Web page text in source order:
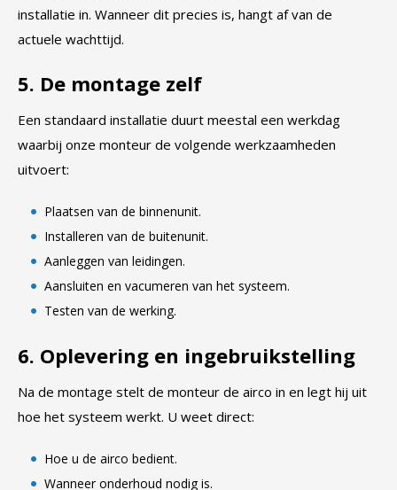
installatie in. Wanneer dit precies is, hangt af van de
actuele wachttijd.
5. De montage zelf
Een standaard installatie duurt meestal een werkdag
waarbij onze monteur de volgende werkzaamheden
uitvoert:
Plaatsen van de binnenunit.
Installeren van de buitenunit.
Aanleggen van leidingen.
Aansluiten en vacumeren van het systeem.
Testen van de werking.
6. Oplevering en ingebruikstelling
Na de montage stelt de monteur de airco in en legt hij uit
hoe het systeem werkt. U weet direct:
Hoe u de airco bedient.
Wanneer onderhoud nodig is.